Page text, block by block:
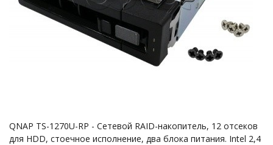
QNAP TS-1270U-RP - Сетевой RAID-накопитель, 12 отсеков
для HDD, стоечное исполнение, два блока питания. Intel 2,4